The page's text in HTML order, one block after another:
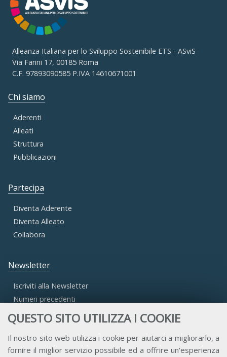
QUESTO SITO UTILIZZA I COOKIE
Il nostro sito web utilizza i cookie per aiutarci a migliorarlo, a
fornire il miglior servizio possibile ed a offrire un'esperienza
Alleanza Italiana per lo Sviluppo Sostenibile ETS - ASviS
Via Farini 17, 00185 Roma
C.F. 97893090585 P.IVA 14610671001
Chi siamo
Aderenti
Alleati
Struttura
Pubblicazioni
Partecipa
Diventa Aderente
Diventa Alleato
Collabora
Newsletter
Iscriviti alla Newsletter
Numeri precedenti
Accesso Aderenti